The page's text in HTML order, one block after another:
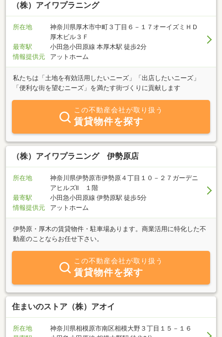
（株）アイワプラニング
所在地
神奈川県厚木市中町３丁目６－１７オーイズミＨＤ
厚木ビル３Ｆ
最寄駅
小田急小田原線 本厚木駅 徒歩2分
情報提供元
アットホーム
私たちは「土地を有効活用したいニーズ」「出店したいニーズ」
「便利な街を望むニーズ」を満たす街づくりに貢献します
この不動産会社が取り扱う
賃貸物件を探す
（株）アイワプラニング 伊勢原店
所在地
神奈川県伊勢原市伊勢原４丁目１０－２７ガーデニ
アヒルズⅡ １階
最寄駅
小田急小田原線 伊勢原駅 徒歩5分
情報提供元
アットホーム
伊勢原・厚木の賃貸物件・駐車場あります。商業活用に特化した不
動産のことならお任せ下さい。
この不動産会社が取り扱う
賃貸物件を探す
住まいのストア（株）アオイ
所在地
神奈川県相模原市南区相模大野３丁目１５－１６